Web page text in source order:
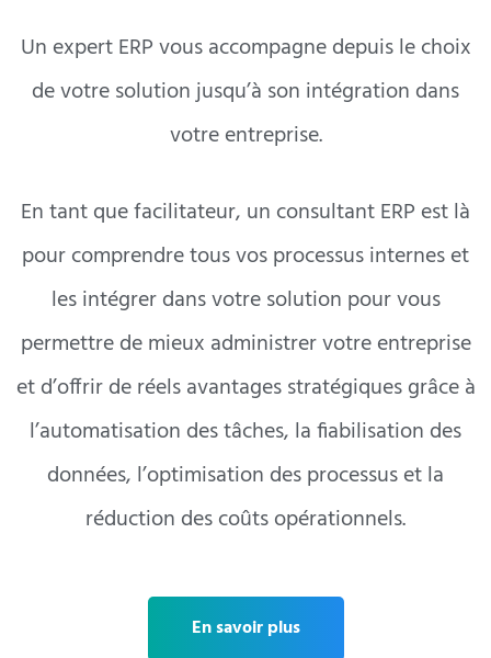
Un expert ERP vous accompagne depuis le choix
de votre solution jusqu’à son intégration dans
votre entreprise.
En tant que facilitateur, un consultant ERP est là
pour comprendre tous vos processus internes et
les intégrer dans votre solution pour vous
permettre de mieux administrer votre entreprise
et d’offrir de réels avantages stratégiques grâce à
l’automatisation des tâches, la fiabilisation des
données, l’optimisation des processus et la
réduction des coûts opérationnels.
En savoir plus